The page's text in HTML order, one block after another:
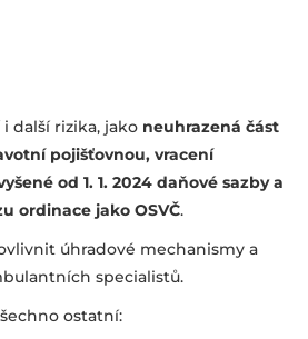
další rizika, jako neuhrazená část
pojišťovnou, vracení
od 1. 1. 2024 daňové sazby a
ordinace jako OSVČ.
úhradové mechanismy a
specialistů.
ostatní: